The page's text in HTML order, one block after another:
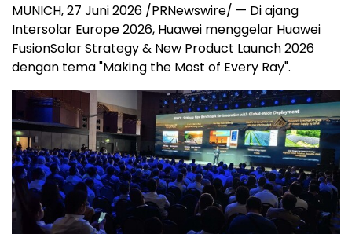
MUNICH, 27 Juni 2026 /PRNewswire/ — Di ajang
Intersolar Europe 2026, Huawei menggelar Huawei
FusionSolar Strategy & New Product Launch 2026
dengan tema "Making the Most of Every Ray".